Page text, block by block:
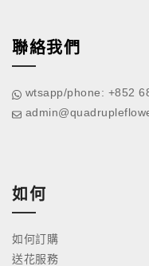
聯絡我們
wtsapp/phone: +852
如何
如何訂購
送花服務